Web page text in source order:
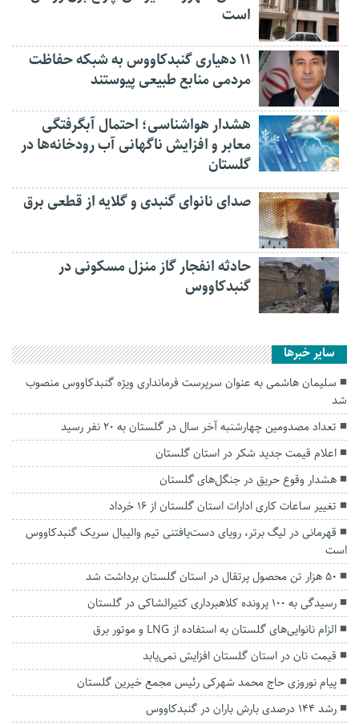
است
۱۱ دهیاری گنبدکاووس به شبکه حفاظت
مردمی منابع طبیعی پیوستند
هشدار هواشناسی؛ احتمال آبگرفتگی
معابر و افزایش ناگهانی آب رودخانه‌ها در
گلستان
صدای نانوای گنبدی و گلایه از قطعی برق
حادثه انفجار گاز منزل مسکونی در
گنبدکاووس
سایر خبرها
سلیمان هاشمی به عنوان سرپرست فرمانداری ویژه گنبدکاووس منصوب
شد
تعداد مصدومین چهارشنبه آخر سال در گلستان به ۲۰ نفر رسید
اعلام قیمت جدید شکر در استان گلستان
هشدار وقوع حریق در جنگل‌های گلستان
تغییر ساعات کاری ادارات استان گلستان از ۱۶ خرداد
قهرمانی در لیگ برتر، رویای دست‌یافتنی تیم والیبال سریک گنبدکاووس
است
۵۰ هزار تن محصول پرتقال در استان گلستان برداشت شد
رسیدگی به ۱۰۰ پرونده کلاهبرداری کثیرالشاکی در گلستان
الزام نانوایی‌های گلستان به استفاده از LNG و موتور برق
قیمت نان در استان گلستان افزایش نمی‌یابد
پیام نوروزی حاج محمد شهرکی رئیس مجمع خیرین گلستان
رشد ۱۴۴ درصدی بارش باران در گنبدکاووس